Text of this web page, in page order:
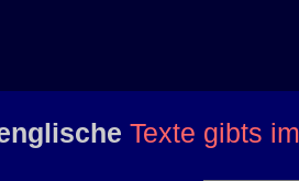
Texte gibts